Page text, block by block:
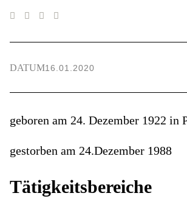
DATUM16.01.2020
geboren am 24. Dezember 1922 in
gestorben am 24.Dezember 1988
Tätigkeitsbereiche